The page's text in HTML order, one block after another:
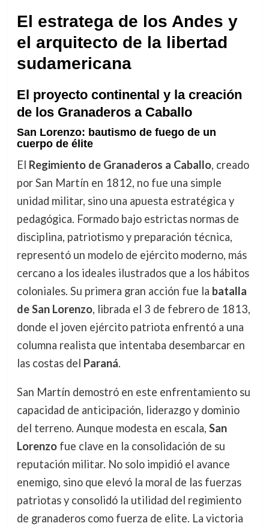
El estratega de los Andes y
el arquitecto de la libertad
sudamericana
El proyecto continental y la creación
de los Granaderos a Caballo
San Lorenzo: bautismo de fuego de un
cuerpo de élite
El Regimiento de Granaderos a Caballo, creado
por San Martín en 1812, no fue una simple
unidad militar, sino una apuesta estratégica y
pedagógica. Formado bajo estrictas normas de
disciplina, patriotismo y preparación técnica,
representó un modelo de ejército moderno, más
cercano a los ideales ilustrados que a los hábitos
coloniales. Su primera gran acción fue la batalla
de San Lorenzo, librada el 3 de febrero de 1813,
donde el joven ejército patriota enfrentó a una
columna realista que intentaba desembarcar en
las costas del Paraná.
San Martín demostró en este enfrentamiento su
capacidad de anticipación, liderazgo y dominio
del terreno. Aunque modesta en escala, San
Lorenzofue clave en la consolidación de su
reputación militar. No solo impidió el avance
enemigo, sino que elevó la moral de las fuerzas
patriotas y consolidó la utilidad del regimiento
de granaderos como fuerza de elite. La victoria